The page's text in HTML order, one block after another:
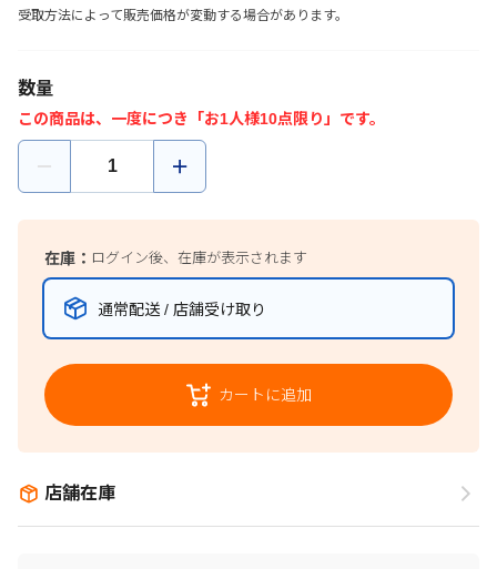
受取方法によって販売価格が変動する場合があります。
数量
この商品は、一度につき「お1人様10点限り」です。
在庫： ログイン後、在庫が表示されます
通常配送 / 店舗受け取り
カートに追加
店舗在庫